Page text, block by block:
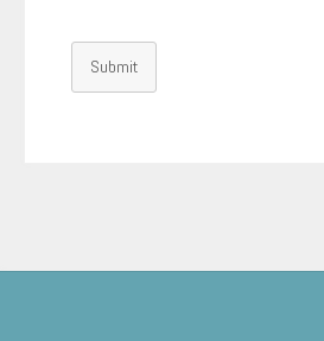
Submit